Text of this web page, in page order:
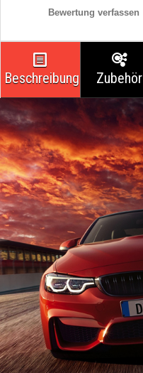
Bewertung verfassen
Beschreibung Zubehör